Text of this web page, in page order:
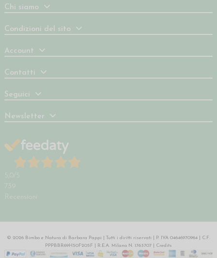
Chi siamo
Condizioni del sito
Account
Contatti
Seguici
Newsletter
5,0 /5
739
Recensioni
© 2026 Bimbo e Natura di Barbara Pappi | Tutti i diritti riservati | P. IVA 04646970964 | C.F.
PPPBBR69H50F205F | R.E.A. Milano N. 1763707 | Credits